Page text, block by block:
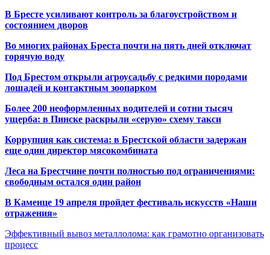
В Бресте усиливают контроль за благоустройством и
состоянием дворов
Во многих районах Бреста почти на пять дней отключат
горячую воду
Под Брестом открыли агроусадьбу с редкими породами
лошадей и контактным зоопарком
Более 200 неоформленных водителей и сотни тысяч
ущерба: в Пинске раскрыли «серую» схему такси
Коррупция как система: в Брестской области задержан
еще один директор мясокомбината
Леса на Брестчине почти полностью под ограничениями:
свободным остался один район
В Каменце 19 апреля пройдет фестиваль искусств «Наши
отражения»
Эффективный вывоз металлолома: как грамотно организовать
процесс